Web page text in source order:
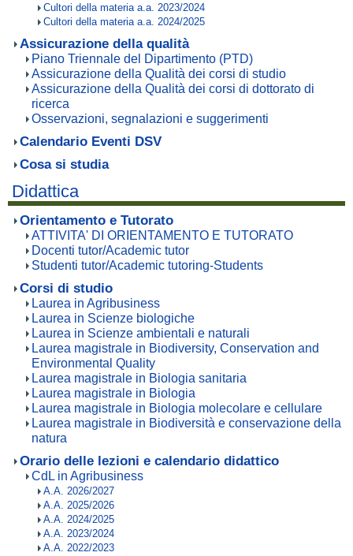
Cultori della materia a.a. 2023/2024
Cultori della materia a.a. 2024/2025
Assicurazione della qualità
Piano Triennale del Dipartimento (PTD)
Assicurazione della Qualità dei corsi di studio
Assicurazione della Qualità dei corsi di dottorato di
ricerca
Osservazioni, segnalazioni e suggerimenti
Calendario Eventi DSV
Cosa si studia
Didattica
Orientamento e Tutorato
ATTIVITA' DI ORIENTAMENTO E TUTORATO
Docenti tutor/Academic tutor
Studenti tutor/Academic tutoring-Students
Corsi di studio
Laurea in Agribusiness
Laurea in Scienze biologiche
Laurea in Scienze ambientali e naturali
Laurea magistrale in Biodiversity, Conservation and
Environmental Quality
Laurea magistrale in Biologia sanitaria
Laurea magistrale in Biologia
Laurea magistrale in Biologia molecolare e cellulare
Laurea magistrale in Biodiversità e conservazione della
natura
Orario delle lezioni e calendario didattico
CdL in Agribusiness
A.A. 2026/2027
A.A. 2025/2026
A.A. 2024/2025
A.A. 2023/2024
A.A. 2022/2023